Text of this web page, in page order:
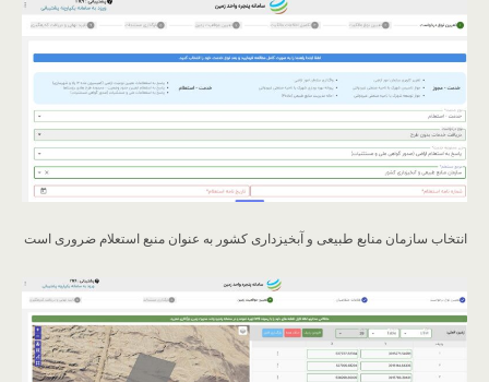
انتخاب سازمان منابع طبیعی و آبخیزداری کشور به عنوان منبع استعلام ضروری است